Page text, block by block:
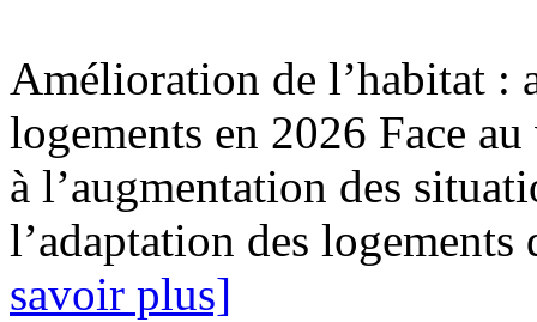
Amélioration de l’habitat :
logements en 2026 Face
à l’augmentation des
l’adaptation des
savoir plus]